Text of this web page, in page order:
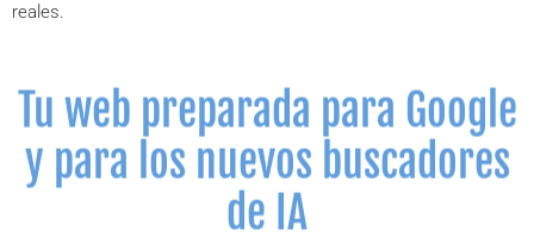
reales.
Tu web preparada para Google
y para los nuevos buscadores
de IA